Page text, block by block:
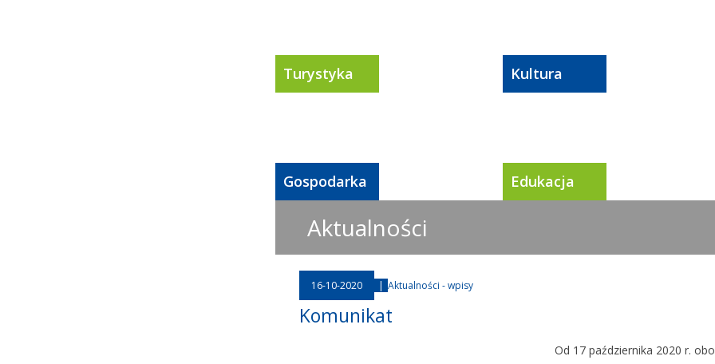
Turystyka Kultura
Gospodarka Edukacja
Aktualności
16-10-2020 | Aktualności - wpisy
Komunikat
Od 17 października 2020 r.